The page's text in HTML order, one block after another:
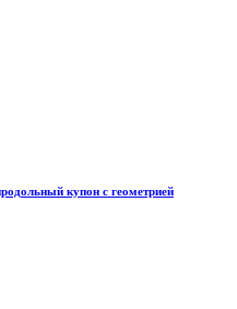
купон с геометрией